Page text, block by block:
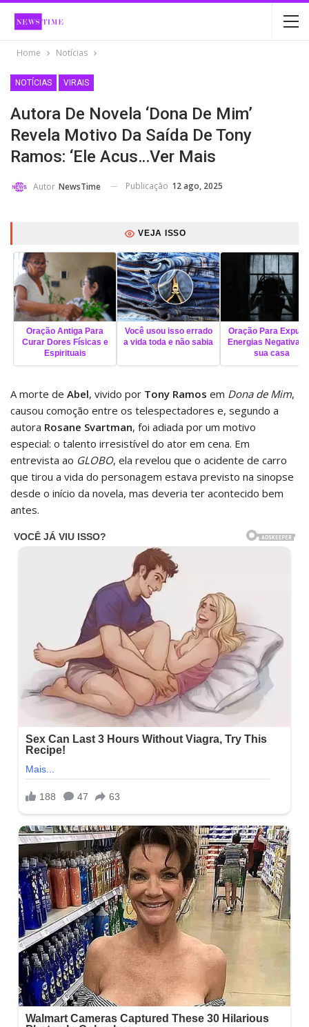
Home Notícias
NOTÍCIAS VIRAIS
Autora De Novela ‘Dona De Mim’
Revela Motivo Da Saída De Tony
Ramos: ‘Ele Acus…ver Mais
Autor NewsTime Publicação 12 ago, 2025
VEJA ISSO
Oração Antiga Para
Curar Dores Físicas e
Espirituais
Você usou isso errado
a vida toda e não sabia
Oração Para
Energias Negativas
sua casa
A morte de Abel, vivido por Tony Ramos em Dona de Mim,
causou comoção entre os telespectadores e, segundo a
autora Rosane Svartman, foi adiada por um motivo
especial: o talento irresistível do ator em cena. Em
entrevista ao GLOBO, ela revelou que o acidente de carro
que tirou a vida do personagem estava previsto na sinopse
desde o início da novela, mas deveria ter acontecido bem
antes.